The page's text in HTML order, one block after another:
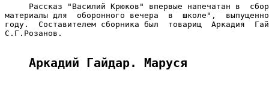
Рассказ "Василий Крюков" впервые напечатан в
материалы для  оборонного вечера  в  школе",
году.  Составителем сборника был  товарищ  Аркадия
С.Г.Розанов.
Аркадий Гайдар. Маруся